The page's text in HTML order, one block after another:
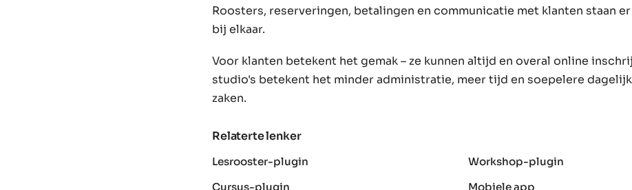
Roosters, reserveringen, betalingen en communicatie met klanten staan
bij elkaar.
Voor klanten betekent het gemak – ze kunnen altijd en overal online
studio's betekent het minder administratie, meer tijd en soepelere
zaken.
Relaterte lenker
Lesrooster-plugin
Workshop-plugin
Cursus-plugin
Mobiele app